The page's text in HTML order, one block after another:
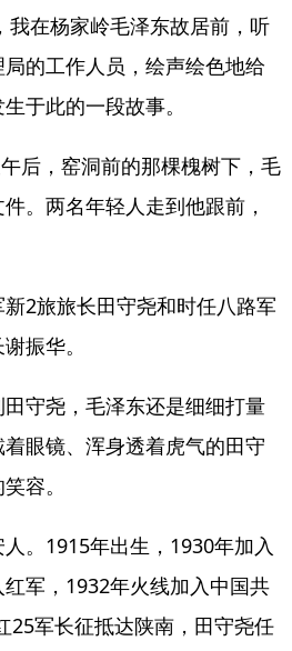
我在杨家岭毛泽东故居前，听
的工作人员，绘声绘色地给
于此的一段故事。
后，窑洞前的那棵槐树下，毛
。两名年轻人走到他跟前，
2旅旅长田守尧和时任八路军
振华。
守尧，毛泽东还是细细打量
眼镜、浑身透着虎气的田守
容。
。1915年出生，1930年加入
军，1932年火线加入中国共
25军长征抵达陕南，田守尧任